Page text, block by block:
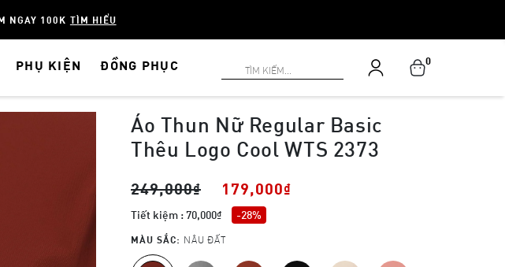
NGAY 100K TÌM HIỂU
PHỤ KIỆN ĐỒNG PHỤC 0
Áo Thun Nữ Regular Basic
Thêu Logo Cool WTS 2373
249,000₫ 179,000₫
Tiết kiệm : 70,000₫ -28%
MÀU SẮC: NÂU ĐẤT